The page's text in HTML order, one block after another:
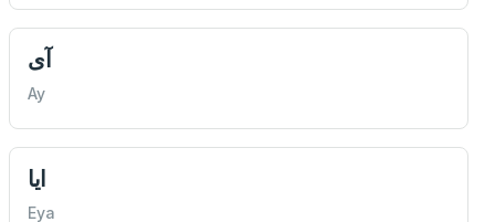
آی
Ay
ايا
Eya